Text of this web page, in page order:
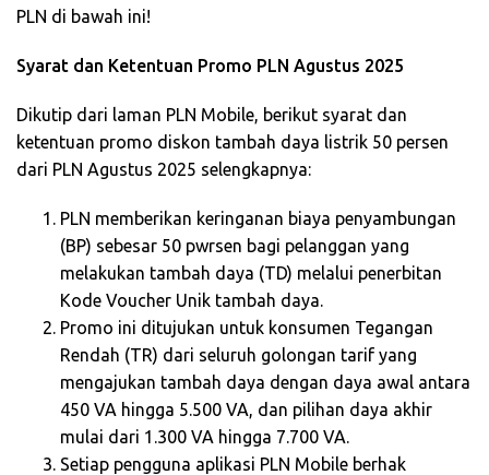
PLN di bawah ini!
Syarat dan Ketentuan Promo PLN Agustus 2025
Dikutip dari laman PLN Mobile, berikut syarat dan
ketentuan promo diskon tambah daya listrik 50 persen
dari PLN Agustus 2025 selengkapnya:
PLN memberikan keringanan biaya penyambungan
(BP) sebesar 50 pwrsen bagi pelanggan yang
melakukan tambah daya (TD) melalui penerbitan
Kode Voucher Unik tambah daya.
Promo ini ditujukan untuk konsumen Tegangan
Rendah (TR) dari seluruh golongan tarif yang
mengajukan tambah daya dengan daya awal antara
450 VA hingga 5.500 VA, dan pilihan daya akhir
mulai dari 1.300 VA hingga 7.700 VA.
Setiap pengguna aplikasi PLN Mobile berhak